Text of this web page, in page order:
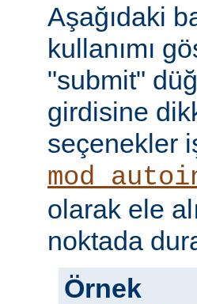
Aşağıdaki
kullanımı
"submit"
girdisine
seçenekler
olarak ele
noktada
Örnek